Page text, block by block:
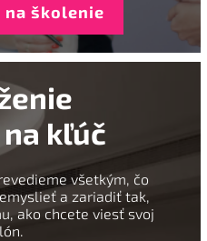
na školenie
kľúč
všetkým, čo
a zariadiť tak,
ako chcete viesť svoj